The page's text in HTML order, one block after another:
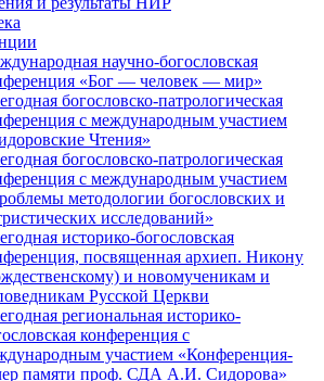
научно-богословская
«Бог — человек — мир»
богословско-патрологическая
с международным участием
Чтения»
богословско-патрологическая
с международным участием
методологии богословских и
исследований»
историко-богословская
посвященная архиеп. Никону
и новомученикам и
Русской Церкви
региональная историко-
конференция с
участием «Конференция-
памяти проф. СДА А.И. Сидорова»